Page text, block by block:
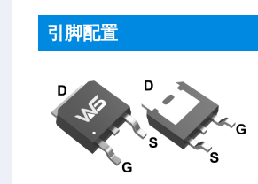
引脚配置